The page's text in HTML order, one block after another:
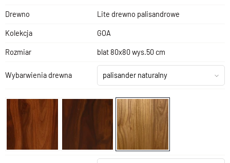
Drewno Lite drewno palisandrowe
Kolekcja GOA
Rozmiar blat 80x80 wys.50 cm
Wybarwienia drewna palisander naturalny